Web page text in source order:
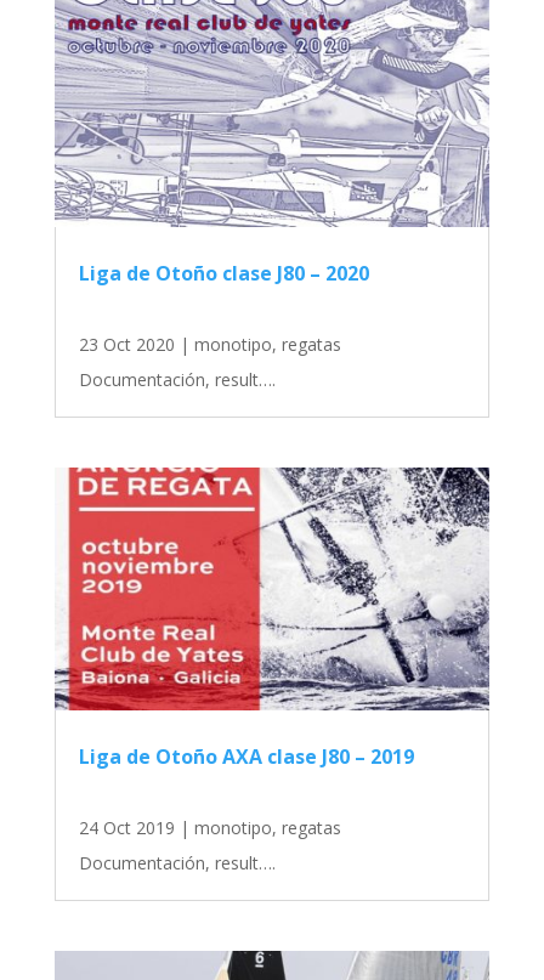
Liga de Otoño clase J80 – 2020
23 Oct 2020 | monotipo, regatas
Documentación, result….
Liga de Otoño AXA clase J80 – 2019
24 Oct 2019 | monotipo, regatas
Documentación, result….